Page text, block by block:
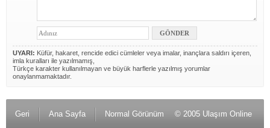
UYARI: Küfür, hakaret, rencide edici cümleler veya imalar, inançlara saldırı içeren,
imla kuralları ile yazılmamış,
Türkçe karakter kullanılmayan ve büyük harflerle yazılmış yorumlar
onaylanmamaktadır.
Geri Ana Sayfa Normal Görünüm © 2005 Ulaşım Online